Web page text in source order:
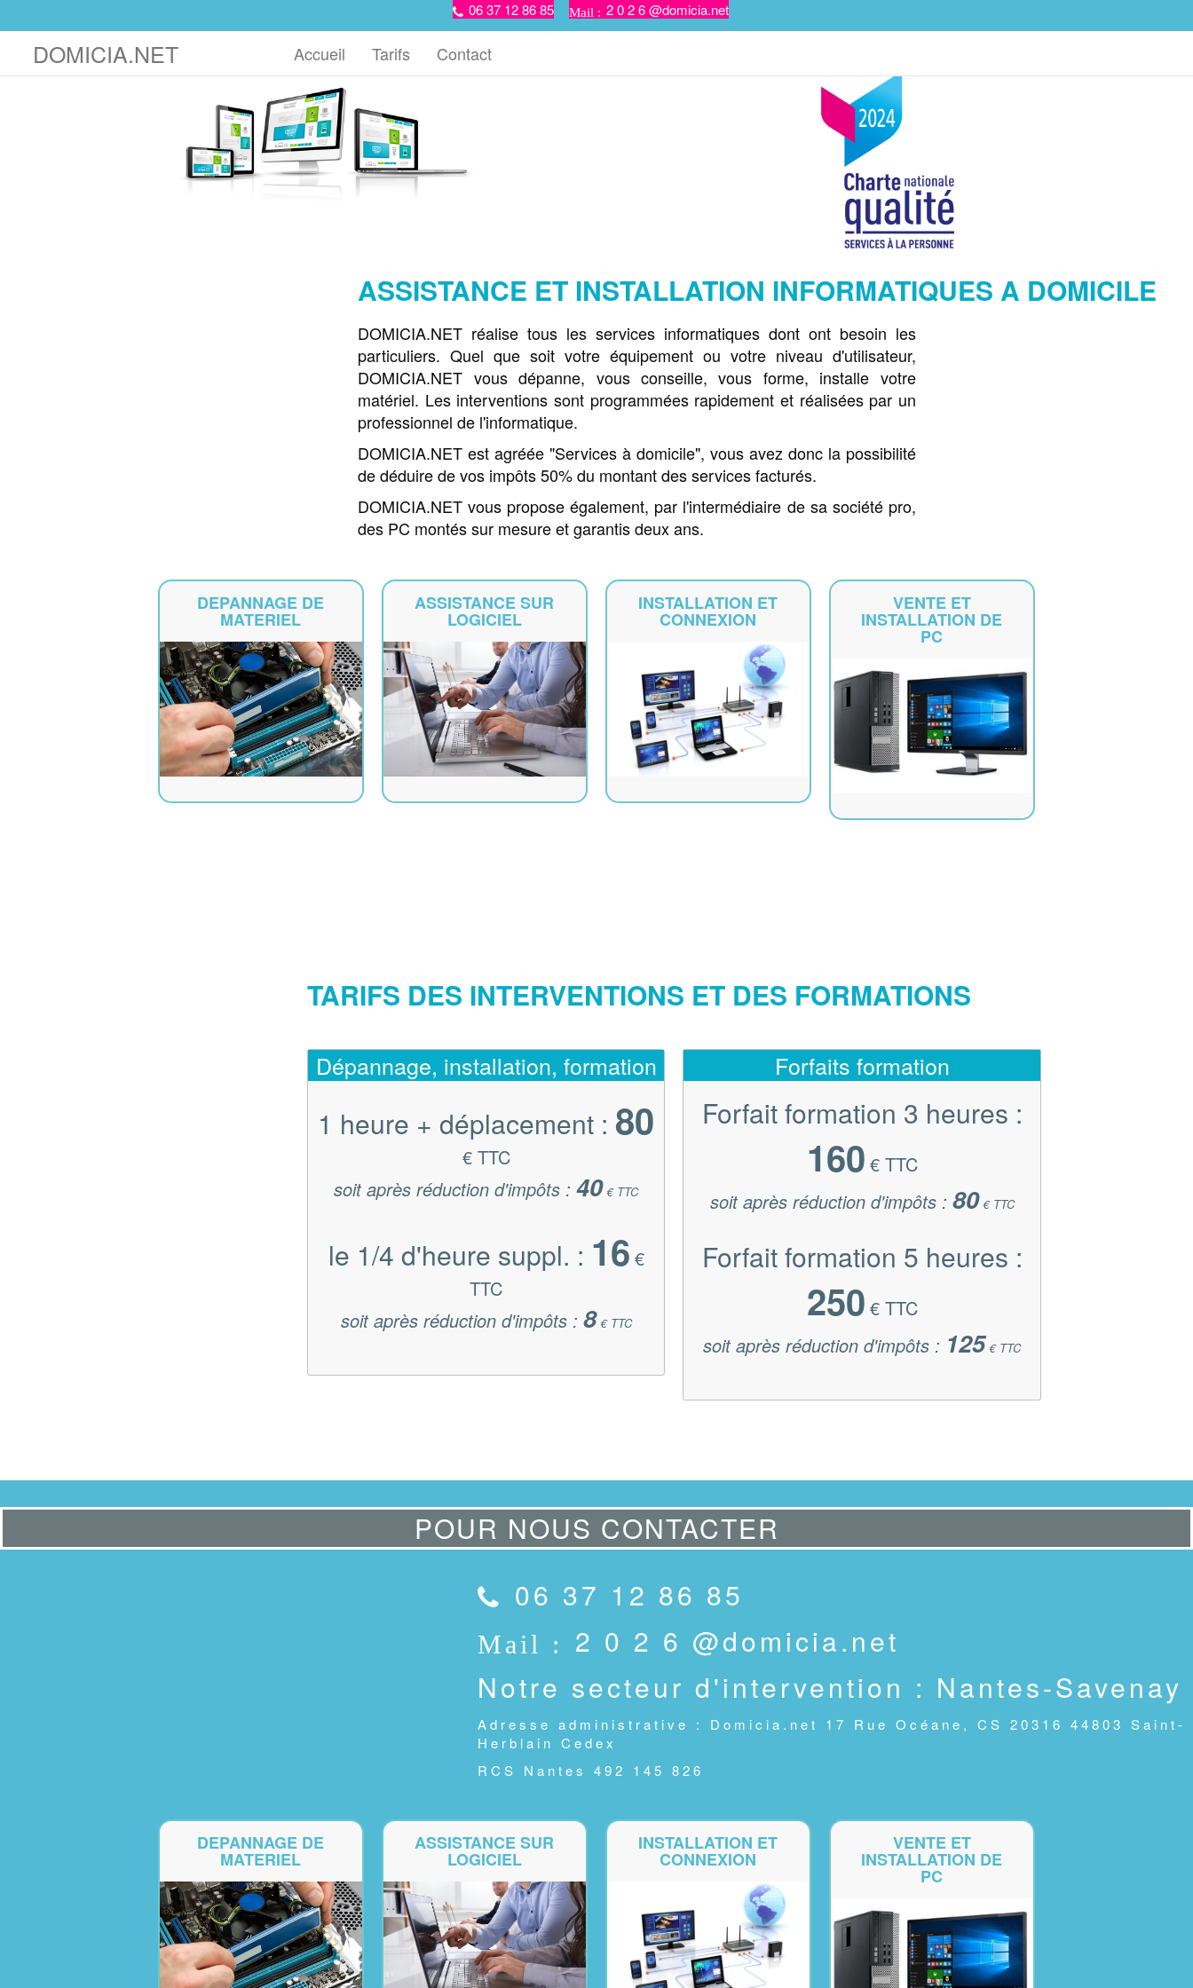
06 37 12 86 85 2 0 2 6 @domicia.net
DOMICIA.NET Accueil Tarifs Contact
ASSISTANCE ET INSTALLATION INFORMATIQUES A DOMICILE
DOMICIA.NET réalise tous les services informatiques dont ont besoin les
particuliers. Quel que soit votre équipement ou votre niveau d'utilisateur,
DOMICIA.NET vous dépanne, vous conseille, vous forme, installe votre
matériel. Les interventions sont programmées rapidement et réalisées par un
professionnel de l'informatique.
DOMICIA.NET est agréée "Services à domicile", vous avez donc la possibilité
de déduire de vos impôts 50% du montant des services facturés.
DOMICIA.NET vous propose également, par l'intermédiaire de sa société pro,
des PC montés sur mesure et garantis deux ans.
DEPANNAGE DE
MATERIEL
ASSISTANCE SUR
LOGICIEL
INSTALLATION ET
CONNEXION
VENTE ET
INSTALLATION DE
PC
TARIFS DES INTERVENTIONS ET DES FORMATIONS
Dépannage, installation, formation
1 heure + déplacement : 80
€ TTC
soit après réduction d'impôts :40 € TTC
le 1/4 d'heure suppl. : 16 €
TTC
soit après réduction d'impôts : 8 € TTC
Forfaits formation
Forfait formation 3 heures :
160 € TTC
soit après réduction d'impôts : 80 € TTC
Forfait formation 5 heures :
250 € TTC
soit après réduction d'impôts : 125 € TTC
POUR NOUS CONTACTER
06 37 12 86 85
2 0 2 6 @domicia.net
Notre secteur d'intervention : Nantes-Savenay
Adresse administrative : Domicia.net 17 Rue Océane, CS 20316 44803 Saint-
Herblain Cedex
RCS Nantes 492 145 826
DEPANNAGE DE
MATERIEL
ASSISTANCE SUR
LOGICIEL
INSTALLATION ET
CONNEXION
VENTE ET
INSTALLATION DE
PC